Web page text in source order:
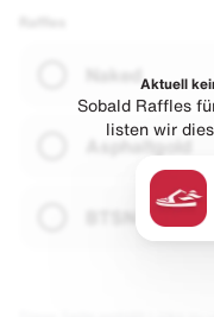
Naked
Asphaltgold
Aktuell
Sobald Raffles
listen wir